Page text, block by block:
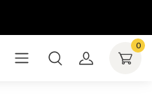
0